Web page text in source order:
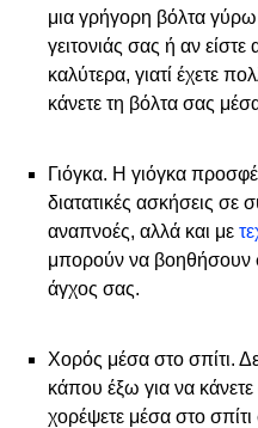
μια γρήγορη βόλτα
γειτονιάς σας ή αν
καλύτερα, γιατί έχετε
κάνετε τη βόλτα σας
Γιόγκα. Η γιόγκα
διατατικές ασκήσεις σε
αναπνοές, αλλά και με
μπορούν να βοηθήσουν
άγχος σας.
Χορός μέσα στο σπίτι.
κάπου έξω για να
χορέψετε μέσα στο